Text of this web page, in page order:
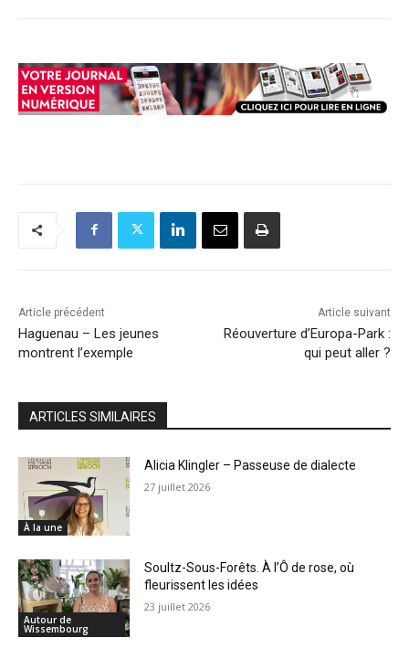
Article précédent
Haguenau – Les jeunes
montrent l’exemple
Article suivant
Réouverture d’Europa-Park :
qui peut aller ?
ARTICLES SIMILAIRES
À la une
Alicia Klingler – Passeuse de dialecte
27 juillet 2026
Autour de
Wissembourg
Soultz-Sous-Forêts. À l’Ô de rose, où
fleurissent les idées
23 juillet 2026